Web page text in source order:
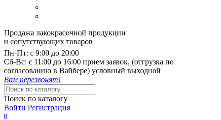
Продажа лакокрасочной продукции
и сопутствующих товаров
Пн-Пт: с 9:00 до 20:00
Cб-Вс: с 11:00 до 16:00 прием заявок, (отгрузка по
согласованию в Вайбере) условный выходной
Вам перезвонят!
Поиск по каталогу
Войти Регистрация
0